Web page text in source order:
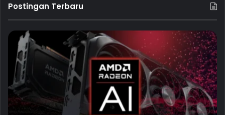
Postingan Terbaru